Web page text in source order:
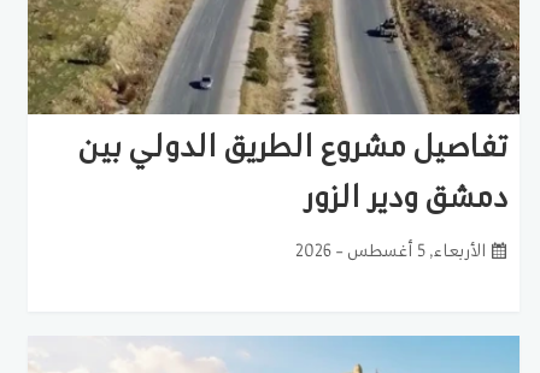
تفاصيل مشروع الطريق الدولي بين
دمشق ودير الزور
الأربعاء, 5 أغسطس - 2026